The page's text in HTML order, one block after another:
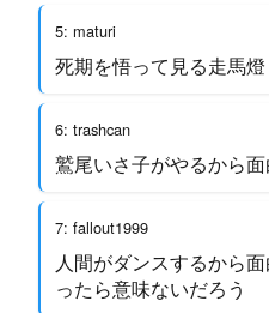
5: maturi
死期を悟って見る走馬燈
6: trashcan
鷲尾いさ子がやるから
7: fallout1999
人間がダンスするから
ったら意味ないだろう